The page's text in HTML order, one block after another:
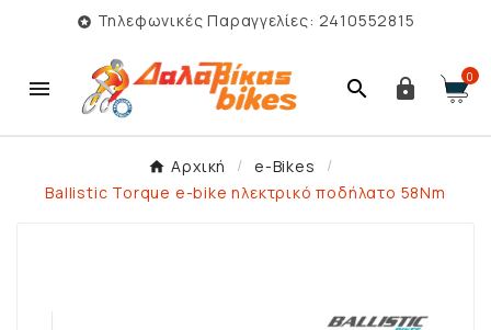
 Τηλεφωνικές Παραγγελίες: 2410552815
   0
Αρχική
e-Bikes
Ballistic Torque e-bike ηλεκτρικό ποδήλατο 58Nm